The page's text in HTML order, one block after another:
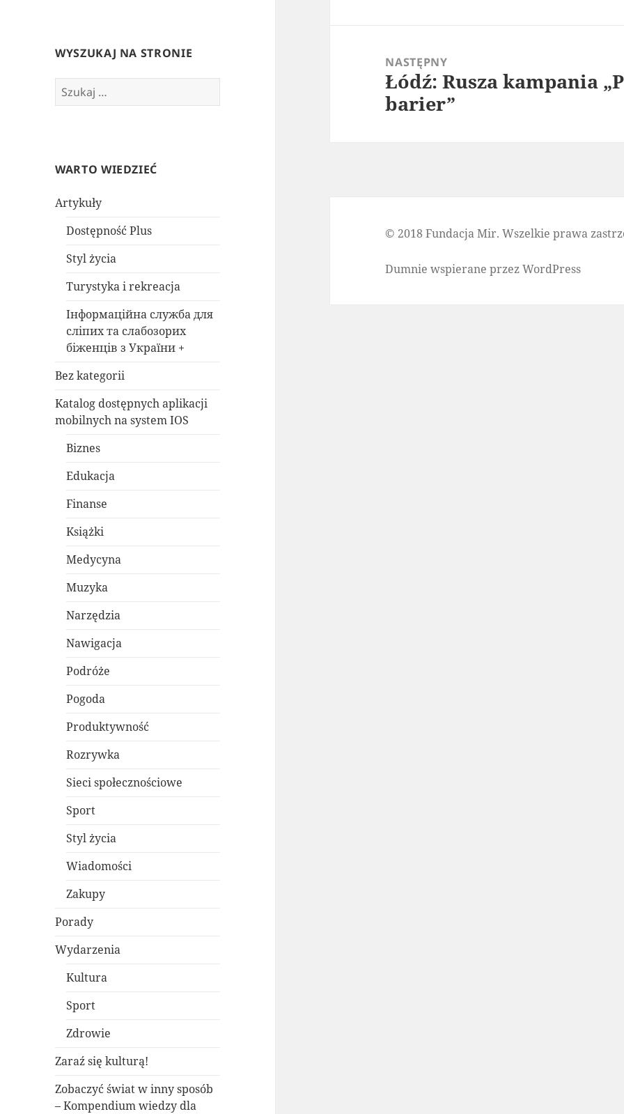
WYSZUKAJ NA STRONIE
Szukaj:
WARTO WIEDZIEĆ
Artykuły
Dostępność Plus
Styl życia
Turystyka i rekreacja
Інформаційна служба для
сліпих та слабозорих
біженців з України +
Bez kategorii
Katalog dostępnych aplikacji
mobilnych na system IOS
Biznes
Edukacja
Finanse
Książki
Medycyna
Muzyka
Narzędzia
Nawigacja
Podróże
Pogoda
Produktywność
Rozrywka
Sieci społecznościowe
Sport
Styl życia
Wiadomości
Zakupy
Porady
Wydarzenia
Kultura
Sport
Zdrowie
Zaraź się kulturą!
Zobaczyć świat w inny sposób
– Kompendium wiedzy dla
NASTĘPNY
Następny
wpis:
Łódź: Rusza kampania
barier”
© 2018 Fundacja Mir. Wszelkie prawa
Dumnie wspierane przez WordPress